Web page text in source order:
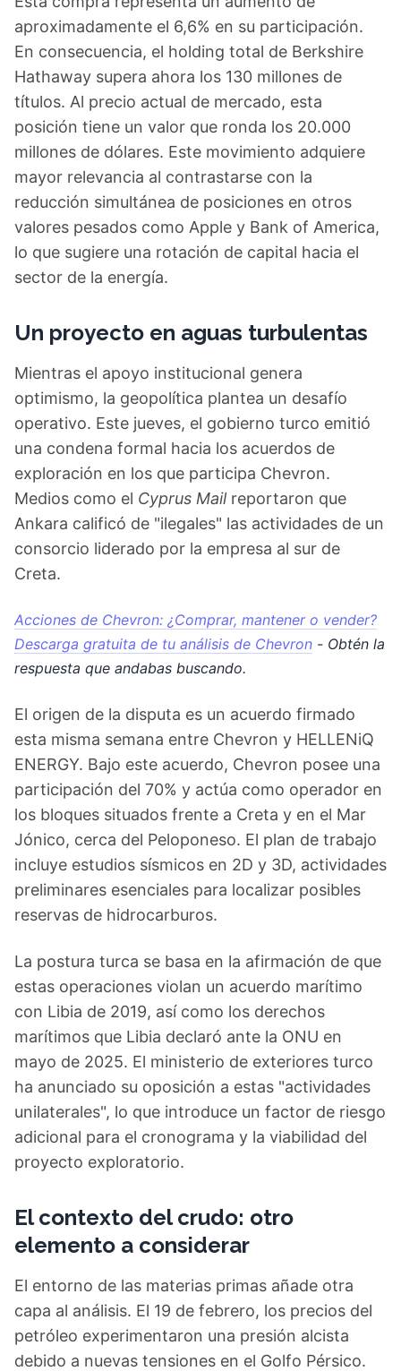
aproximadamente el 6,6% en su participación.
En consecuencia, el holding total de Berkshire
Hathaway supera ahora los 130 millones de
títulos. Al precio actual de mercado, esta
posición tiene un valor que ronda los 20.000
millones de dólares. Este movimiento adquiere
mayor relevancia al contrastarse con la
reducción simultánea de posiciones en otros
valores pesados como Apple y Bank of America,
lo que sugiere una rotación de capital hacia el
sector de la energía.
Un proyecto en aguas turbulentas
Mientras el apoyo institucional genera
optimismo, la geopolítica plantea un desafío
operativo. Este jueves, el gobierno turco emitió
una condena formal hacia los acuerdos de
exploración en los que participa Chevron.
Medios como el Cyprus Mailreportaron que
Ankara calificó de "ilegales" las actividades de un
consorcio liderado por la empresa al sur de
Creta.
Acciones de Chevron: ¿Comprar, mantener o vender?
Descarga gratuita de tu análisis de Chevron - Obtén la
respuesta que andabas buscando.
El origen de la disputa es un acuerdo firmado
esta misma semana entre Chevron y HELLENiQ
ENERGY. Bajo este acuerdo, Chevron posee una
participación del 70% y actúa como operador en
los bloques situados frente a Creta y en el Mar
Jónico, cerca del Peloponeso. El plan de trabajo
incluye estudios sísmicos en 2D y 3D, actividades
preliminares esenciales para localizar posibles
reservas de hidrocarburos.
La postura turca se basa en la afirmación de que
estas operaciones violan un acuerdo marítimo
con Libia de 2019, así como los derechos
marítimos que Libia declaró ante la ONU en
mayo de 2025. El ministerio de exteriores turco
ha anunciado su oposición a estas "actividades
unilaterales", lo que introduce un factor de riesgo
adicional para el cronograma y la viabilidad del
proyecto exploratorio.
El contexto del crudo: otro
elemento a considerar
El entorno de las materias primas añade otra
capa al análisis. El 19 de febrero, los precios del
petróleo experimentaron una presión alcista
debido a nuevas tensiones en el Golfo Pérsico.